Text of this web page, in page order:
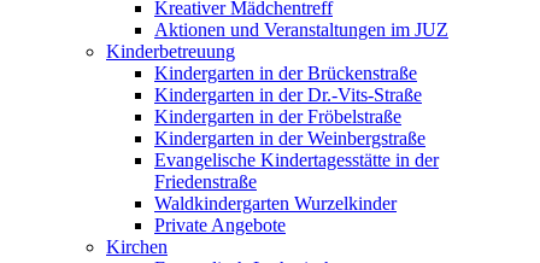
Kreativer Mädchentreff
Aktionen und Veranstaltungen im JUZ
Kinderbetreuung
Kindergarten in der Brückenstraße
Kindergarten in der Dr.-Vits-Straße
Kindergarten in der Fröbelstraße
Kindergarten in der Weinbergstraße
Evangelische Kindertagesstätte in der
Friedenstraße
Waldkindergarten Wurzelkinder
Private Angebote
Kirchen